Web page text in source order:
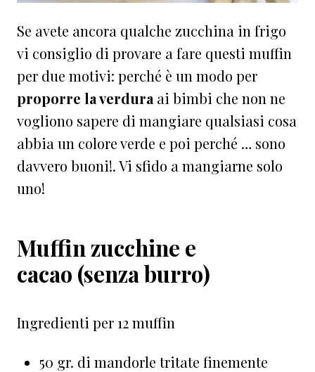
Se avete ancora qualche zucchina in frigo
vi consiglio di provare a fare questi muffin
per due motivi: perché è un modo per
proporre la verdura ai bimbi che non ne
vogliono sapere di mangiare qualsiasi cosa
abbia un colore verde e poi perché … sono
davvero buoni!. Vi sfido a mangiarne solo
uno!
Muffin zucchine e
cacao (senza burro)
Ingredienti per 12 muffin
50 gr. di mandorle tritate finemente